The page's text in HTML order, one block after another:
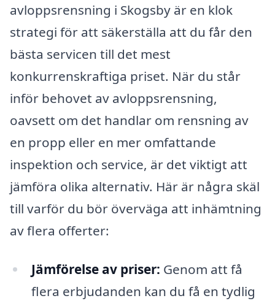
avloppsrensning i Skogsby är en klok
strategi för att säkerställa att du får den
bästa servicen till det mest
konkurrenskraftiga priset. När du står
inför behovet av avloppsrensning,
oavsett om det handlar om rensning av
en propp eller en mer omfattande
inspektion och service, är det viktigt att
jämföra olika alternativ. Här är några skäl
till varför du bör överväga att inhämtning
av flera offerter:
Jämförelse av priser: Genom att få
flera erbjudanden kan du få en tydlig